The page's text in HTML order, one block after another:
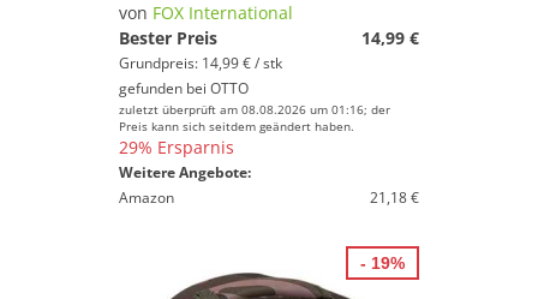
von FOX International
Bester Preis
14,99 €
Grundpreis: 14,99 € / stk
gefunden bei OTTO
zuletzt überprüft am 08.08.2026 um 01:16; der
Preis kann sich seitdem geändert haben.
29% Ersparnis
Weitere Angebote:
Amazon
21,18 €
- 19%